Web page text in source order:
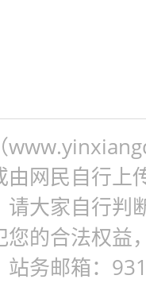
网民自行上
大家自行判
的合法权益
站务邮箱：